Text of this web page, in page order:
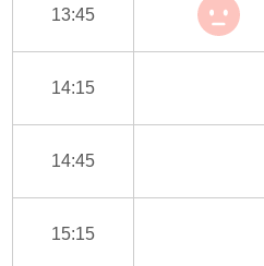
13:45
14:15
14:45
15:15